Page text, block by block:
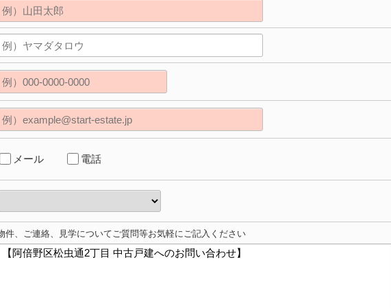
メール 電話
件、ご連絡、見学についてご質問等お気軽にご記入ください